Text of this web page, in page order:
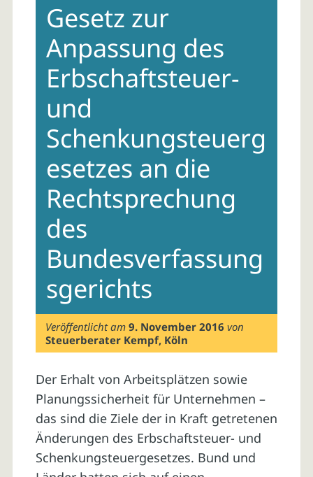
contentGesetz zur
Anpassung des
Erbschaftsteuer-
und
Schenkungsteuerg
esetzes an die
Rechtsprechung
des
Bundesverfassung
sgerichts
Veröffentlicht am9. November 2016 von
Steuerberater Kempf, Köln
Der Erhalt von Arbeitsplätzen sowie
Planungssicherheit für Unternehmen –
das sind die Ziele der in Kraft getretenen
Änderungen des Erbschaftsteuer- und
Schenkungsteuergesetzes. Bund und